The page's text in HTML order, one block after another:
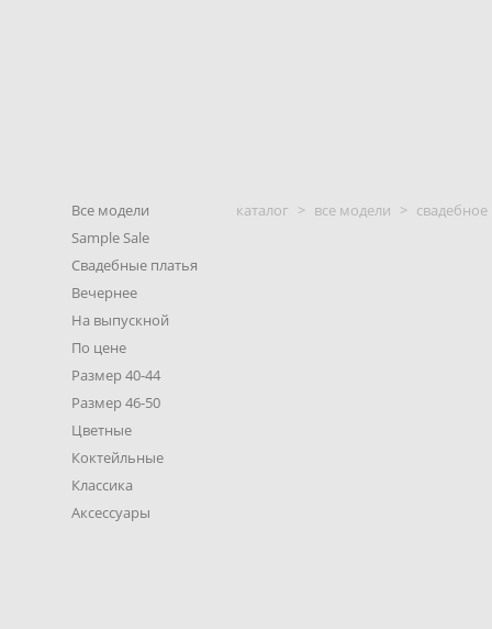
Все модели
Sample Sale
Свадебные платья
Вечернее
На выпускной
По цене
Размер 40-44
Размер 46-50
Цветные
Коктейльные
Классика
Аксессуары
каталог > все модели >